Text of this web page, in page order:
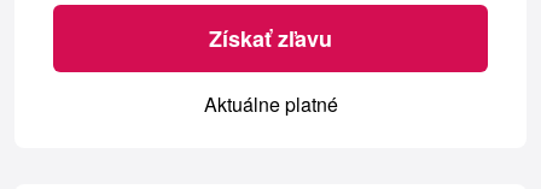
Získať zľavu
Aktuálne platné